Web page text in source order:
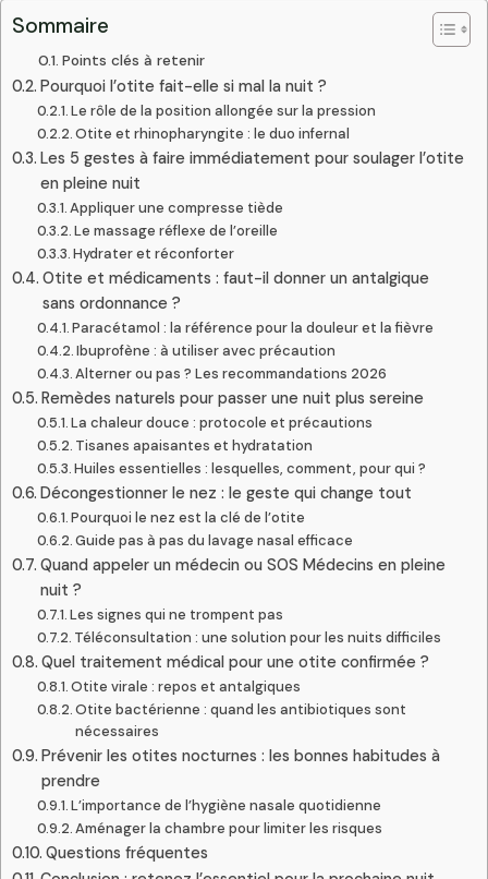
Sommaire
Points clés à retenir
Pourquoi l’otite fait-elle si mal la nuit ?
Le rôle de la position allongée sur la pression
Otite et rhinopharyngite : le duo infernal
Les 5 gestes à faire immédiatement pour soulager l’otite
en pleine nuit
Appliquer une compresse tiède
Le massage réflexe de l’oreille
Hydrater et réconforter
Otite et médicaments : faut-il donner un antalgique
sans ordonnance ?
Paracétamol : la référence pour la douleur et la fièvre
Ibuprofène : à utiliser avec précaution
Alterner ou pas ? Les recommandations 2026
Remèdes naturels pour passer une nuit plus sereine
La chaleur douce : protocole et précautions
Tisanes apaisantes et hydratation
Huiles essentielles : lesquelles, comment, pour qui ?
Décongestionner le nez : le geste qui change tout
Pourquoi le nez est la clé de l’otite
Guide pas à pas du lavage nasal efficace
Quand appeler un médecin ou SOS Médecins en pleine
nuit ?
Les signes qui ne trompent pas
Téléconsultation : une solution pour les nuits difficiles
Quel traitement médical pour une otite confirmée ?
Otite virale : repos et antalgiques
Otite bactérienne : quand les antibiotiques sont
nécessaires
Prévenir les otites nocturnes : les bonnes habitudes à
prendre
L’importance de l’hygiène nasale quotidienne
Aménager la chambre pour limiter les risques
Questions fréquentes